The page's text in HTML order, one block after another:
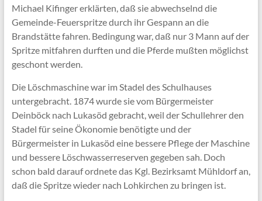
Michael Kifinger erklärten, daß sie abwechselnd die
Gemeinde-Feuerspritze durch ihr Gespann an die
Brandstätte fahren. Bedingung war, daß nur 3 Mann auf der
Spritze mitfahren durften und die Pferde mußten möglichst
geschont werden.
Die Löschmaschine war im Stadel des Schulhauses
untergebracht. 1874 wurde sie vom Bürgermeister
Deinböck nach Lukasöd gebracht, weil der Schullehrer den
Stadel für seine Ökonomie benötigte und der
Bürgermeister in Lukasöd eine bessere Pflege der Maschine
und bessere Löschwasserreserven gegeben sah. Doch
schon bald darauf ordnete das Kgl. Bezirksamt Mühldorf an,
daß die Spritze wieder nach Lohkirchen zu bringen ist.